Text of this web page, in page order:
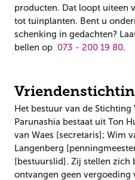
producten. Dat loopt uiteen
tot tuinplanten. Bent u
schenking in gedachten?
bellen op 073 - 200 19 80.
Het bestuur van de
Parunashia bestaat uit Ton
van Waes [secretaris]; Wim
Langenberg
[bestuurslid]. Zij stellen zich
ontvangen geen vergoeding